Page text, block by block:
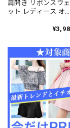
肩開き リボンスウェ
ット レディース オー
ストリート ビッグシ
[LS-CGT101]